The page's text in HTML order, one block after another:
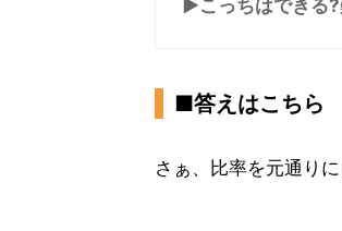
▶こっちはできる
■答えはこちら
さぁ、比率を元通り